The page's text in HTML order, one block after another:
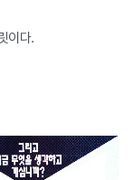
이다.